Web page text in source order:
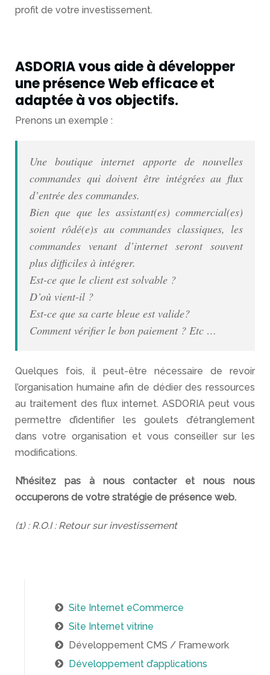
profit de votre investissement.
ASDORIA vous aide à développer
une présence Web efficace et
adaptée à vos objectifs.
Prenons un exemple :
Une boutique internet apporte de nouvelles
commandes qui doivent être intégrées au flux
d’entrée des commandes.
Bien que que les assistant(es) commercial(es)
soient rôdé(e)s au commandes classiques, les
commandes venant d’internet seront souvent
plus difficiles à intégrer.
Est-ce que le client est solvable ?
D’où vient-il ?
Est-ce que sa carte bleue est valide?
Comment vérifier le bon paiement ? Etc …
Quelques fois, il peut-être nécessaire de revoir
l’organisation humaine afin de dédier des ressources
au traitement des flux internet. ASDORIA peut vous
permettre d’identifier les goulets d’étranglement
dans votre organisation et vous conseiller sur les
modifications.
N’hésitez pas à nous contacter et nous nous
occuperons de votre stratégie de présence web.
(1) : R.O.I : Retour sur investissement
Site Internet eCommerce
Site Internet vitrine
Développement CMS / Framework
Développement d’applications
espaces
d’entreprise
Actualités
Contact
sommes
nous